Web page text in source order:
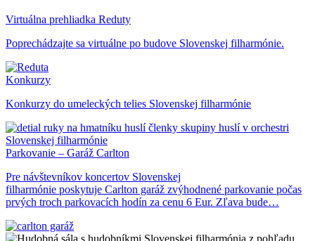
Virtuálna prehliadka Reduty
Poprechádzajte sa virtuálne po budove Slovenskej filharmónie.
Konkurzy
Konkurzy do umeleckých telies Slovenskej filharmónie
Parkovanie – Garáž Carlton
Pre návštevníkov koncertov Slovenskej
filharmónie poskytuje Carlton garáž zvýhodnené parkovanie počas
prvých troch parkovacích hodín za cenu 6 Eur. Zľava bude…